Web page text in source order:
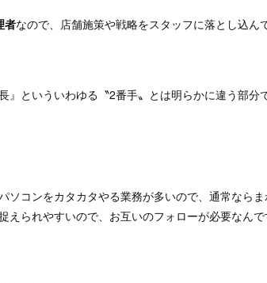
者なので、店舗施策や戦略をスタッフに落とし込んで
』といういわゆる〝2番手〟とは明らかに違う部分
ソコンをカタカタやる業務が多いので、通常なら
えられやすいので、お互いのフォローが必要なんで